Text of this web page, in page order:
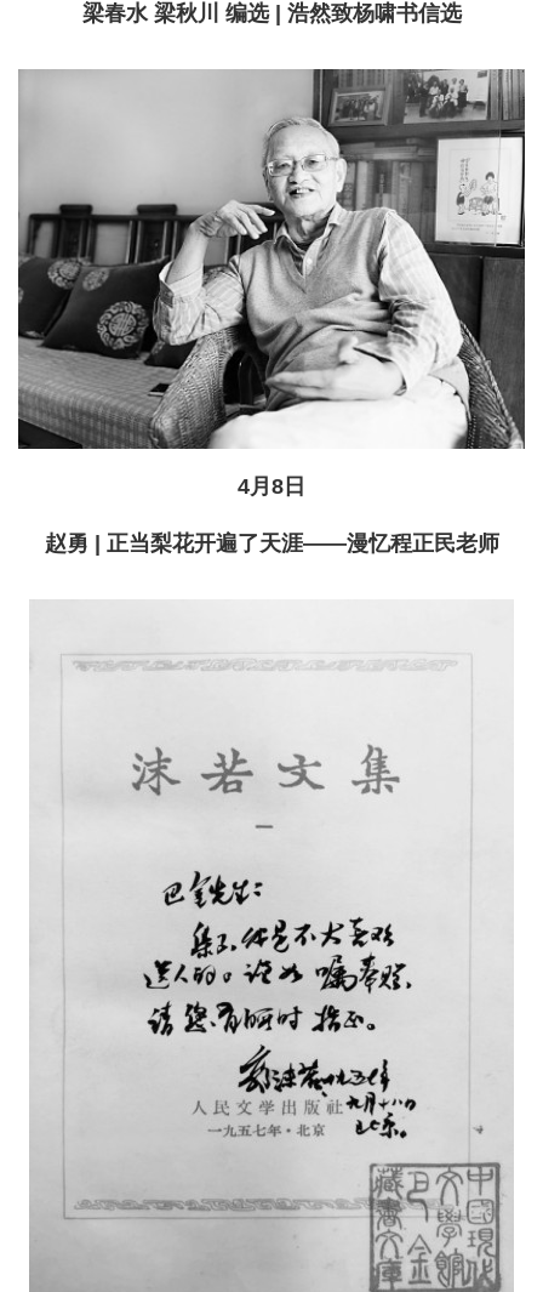
梁春水 梁秋川 编选 | 浩然致杨啸书信选
4月8日
赵勇 | 正当梨花开遍了天涯——漫忆程正民老师